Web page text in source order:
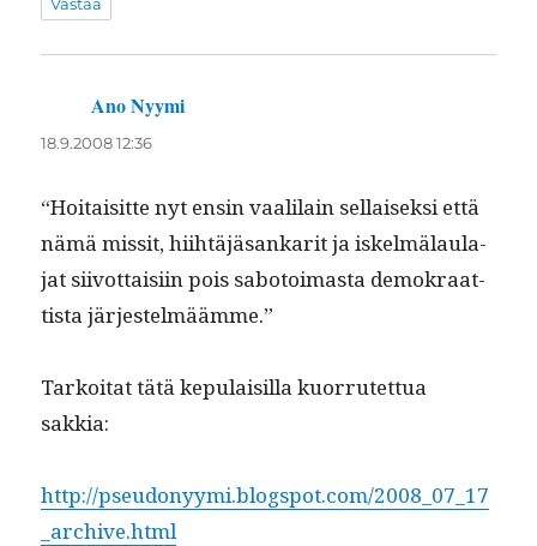
Ano Nyymi
18.9.2008 12:36
“Hoitaisitte nyt ensin vaalilain sel­l­aisek­si että
nämä mis­sit, hiihtäjäsankar­it ja iskelmälaula­
jat siiv­ot­taisi­in pois sabotoimas­ta demokraat­
tista järjestelmäämme.”
Tarkoi­tat tätä kepu­laisil­la kuor­rutet­tua
sakkia:
http://pseudonyymi.blogspot.com/2008_07_17
_archive.html